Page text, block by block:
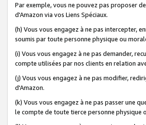
Par exemple, vous ne pouvez pas proposer
d'Amazon via vos Liens Spéciaux.
(h) Vous vous engagez à ne pas intercepter,
soumis par toute personne physique ou
(i) Vous vous engagez à ne pas demander,
compte utilisées par nos clients en relation
(j) Vous vous engagez à ne pas modifier,
d'Amazon.
(k) Vous vous engagez à ne pas passer une
le compte de toute tierce personne physique